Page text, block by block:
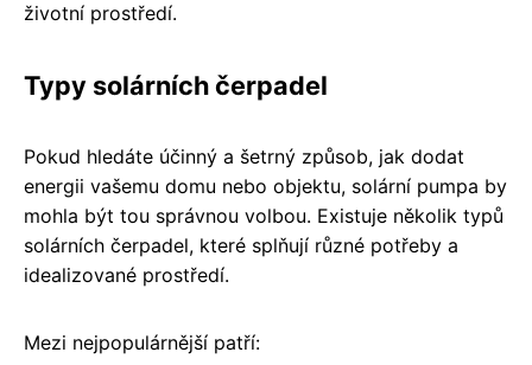
životní prostředí.
Typy solárních čerpadel
Pokud hledáte účinný a šetrný způsob, jak dodat
energii vašemu domu nebo objektu, solární pumpa by
mohla být tou správnou volbou. Existuje několik typů
solárních čerpadel, které splňují různé potřeby a
idealizované prostředí.
Mezi nejpopulárnější patří: